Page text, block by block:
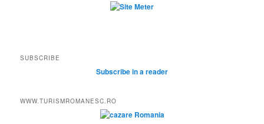
SUBSCRIBE
Subscribe in a reader
WWW.TURISMROMANESC.RO